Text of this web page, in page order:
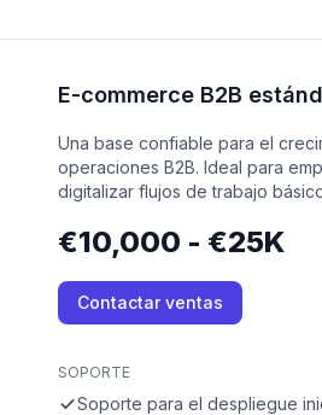
E-commerce B2B
Una base confiable para el
operaciones B2B. Ideal para
digitalizar flujos de trabajo
€10,000 - €25K
Contactar ventas
SOPORTE
Soporte para el despliegue